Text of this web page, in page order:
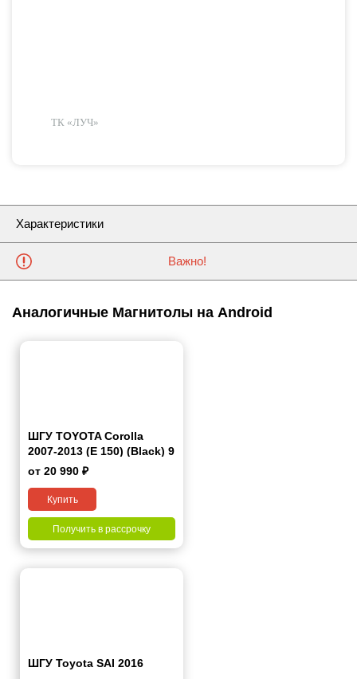
ТК «ЛУЧ»
Характеристики
Важно!
Аналогичные Магнитолы на Android
ШГУ TOYOTA Corolla
2007-2013 (E 150) (Black) 9
дюймов
от 20 990 ₽
Купить
Получить в рассрочку
ШГУ Toyota SAI 2016